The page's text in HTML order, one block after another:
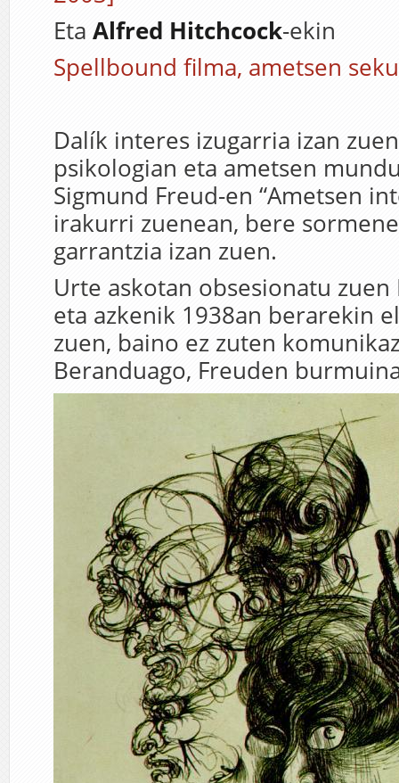
Eta Alfred Hitchcock-ekin
Spellbound filma, ametsen
Dalík interes izugarria izan
psikologian eta ametsen
Sigmund Freud-en “Ametsen
irakurri zuenean, bere
garrantzia izan zuen.
Urte askotan obsesionatu zuen
eta azkenik 1938an berarekin
zuen, baino ez zuten
Beranduago, Freuden